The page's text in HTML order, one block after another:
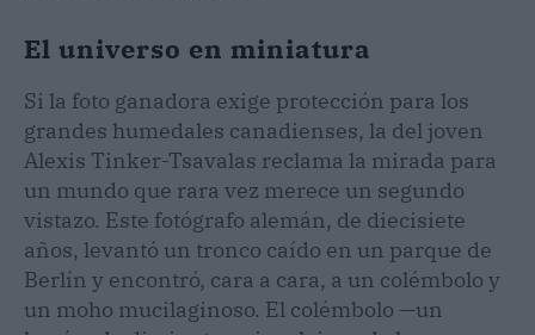
El universo en miniatura
Si la foto ganadora exige protección para los
grandes humedales canadienses, la del joven
Alexis Tinker-Tsavalas reclama la mirada para
un mundo que rara vez merece un segundo
vistazo. Este fotógrafo alemán, de diecisiete
años, levantó un tronco caído en un parque de
Berlín y encontró, cara a cara, a un colémbolo y
un moho mucilaginoso. El colémbolo —un